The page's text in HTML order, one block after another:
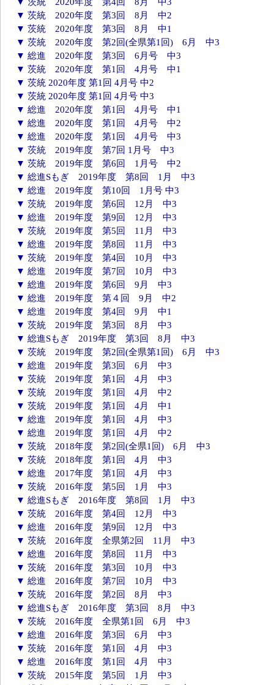
▼ 茨統 2020年度 第3回 8月 中2
▼ 茨統 2020年度 第3回 8月 中1
▼ 茨統 2020年度 第2回(全県第1回) 6月 中3
▼ 総進 2020年度 第3回 6月号 中3
▼ 茨統 2020年度 第1回 4月号 中1
▼ 茨統 2020年度 第1回 4月号 中2
▼ 茨統 2020年度 第1回 4月号 中3
▼ 総進 2020年度 第1回 4月号 中1
▼ 総進 2020年度 第1回 4月号 中2
▼ 総進 2020年度 第1回 4月号 中3
▼ 茨統 2019年度 第7回 1月号 中3
▼ 茨統 2019年度 第6回 1月号 中2
▼ 総進Sもぎ 2019年度 第8回 1月 中3
▼ 総進 2019年度 第10回 1月号 中3
▼ 茨統 2019年度 第6回 12月 中3
▼ 総進 2019年度 第9回 12月 中3
▼ 茨統 2019年度 第5回 11月 中3
▼ 総進 2019年度 第8回 11月 中3
▼ 茨統 2019年度 第4回 10月 中3
▼ 総進 2019年度 第7回 10月 中3
▼ 総進 2019年度 第6回 9月 中3
▼ 総進 2019年度 第４回 9月 中2
▼ 総進 2019年度 第4回 9月 中1
▼ 茨統 2019年度 第3回 8月 中3
▼ 総進Sもぎ 2019年度 第3回 8月 中3
▼ 茨統 2019年度 第2回(全県第1回) 6月 中3
▼ 総進 2019年度 第3回 6月 中3
▼ 茨統 2019年度 第1回 4月 中3
▼ 茨統 2019年度 第1回 4月 中2
▼ 茨統 2019年度 第1回 4月 中1
▼ 総進 2019年度 第1回 4月 中3
▼ 総進 2019年度 第1回 4月 中2
▼ 茨統 2018年度 第2回(全県1回) 6月 中3
▼ 茨統 2018年度 第1回 4月 中3
▼ 総進 2017年度 第1回 4月 中3
▼ 茨統 2016年度 第5回 1月 中3
▼ 総進Sもぎ 2016年度 第8回 1月 中3
▼ 茨統 2016年度 第4回 12月 中3
▼ 総進 2016年度 第9回 12月 中3
▼ 茨統 2016年度 全県第2回 11月 中3
▼ 総進 2016年度 第8回 11月 中3
▼ 茨統 2016年度 第3回 10月 中3
▼ 総進 2016年度 第7回 10月 中3
▼ 茨統 2016年度 第2回 8月 中3
▼ 総進Sもぎ 2016年度 第3回 8月 中3
▼ 茨統 2016年度 全県第1回 6月 中3
▼ 総進 2016年度 第3回 6月 中3
▼ 茨統 2016年度 第1回 4月 中3
▼ 総進 2016年度 第1回 4月 中3
▼ 茨統 2015年度 第5回 1月 中3